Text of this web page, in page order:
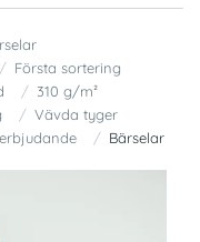
Första sortering
310 g/m²
Vävda tyger
Bärselar